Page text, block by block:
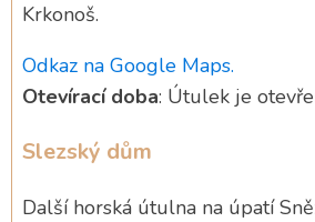
Krkonoš.
Odkaz na Google Maps.
Otevírací doba: Útulek je
Slezský dům
Další horská útulna na úpatí